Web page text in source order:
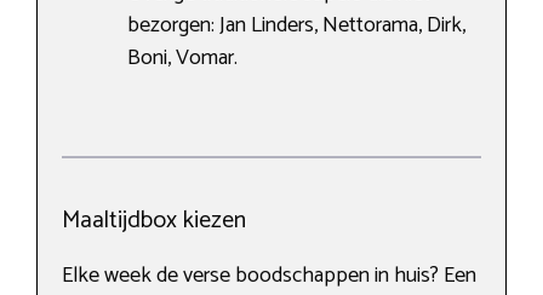
bezorgen: Jan Linders, Nettorama, Dirk,
Boni, Vomar.
Maaltijdbox kiezen
Elke week de verse boodschappen in huis? Een